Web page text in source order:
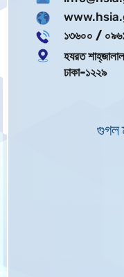
১৩৬০০ /
হযরত
ঢাকা-১২২৯
গুগল